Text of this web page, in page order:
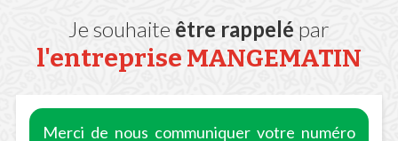
Je souhaite être rappelé par
l'entreprise MANGEMATIN
Merci de nous communiquer votre numéro